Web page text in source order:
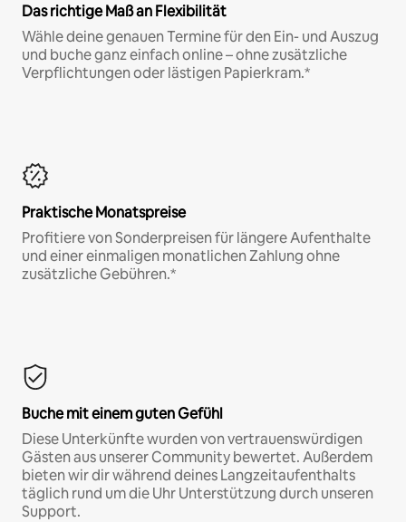
Das richtige Maß an Flexibilität
Wähle deine genauen Termine für den Ein- und Auszug
und buche ganz einfach online – ohne zusätzliche
Verpflichtungen oder lästigen Papierkram.*
Praktische Monatspreise
Profitiere von Sonderpreisen für längere Aufenthalte
und einer einmaligen monatlichen Zahlung ohne
zusätzliche Gebühren.*
Buche mit einem guten Gefühl
Diese Unterkünfte wurden von vertrauenswürdigen
Gästen aus unserer Community bewertet. Außerdem
bieten wir dir während deines Langzeitaufenthalts
täglich rund um die Uhr Unterstützung durch unseren
Support.